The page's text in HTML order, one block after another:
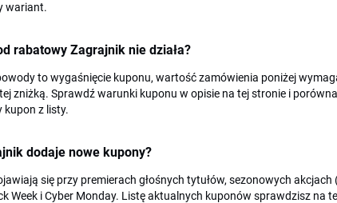
wariant.
rabatowy Zagrajnik nie działa?
to wygaśnięcie kuponu, wartość zamówienia poniżej
zniżką. Sprawdź warunki kuponu w opisie na tej stronie i
kupon z listy.
dodaje nowe kupony?
się przy premierach głośnych tytułów, sezonowych
Week i Cyber Monday. Listę aktualnych kuponów sprawdzisz na